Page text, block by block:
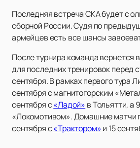
Последняя встреча СКА будет с
сборной России. Судя по
армейцев есть все шансы
После турнира команда вернется
для последних тренировок перед
сентября. В рамках первого тура
сентября с магнитогорским
сентября с«Ладой» в Тольятти, а
«Локомотивом». Домашние матчи
сентября с«Трактором»и 15